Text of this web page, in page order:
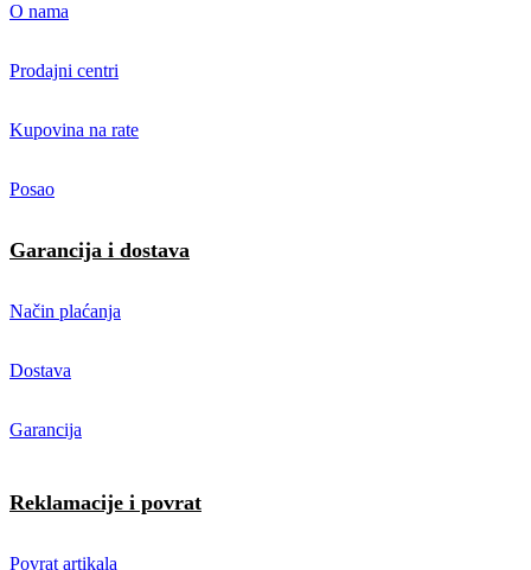
O nama
Prodajni centri
Kupovina na rate
Posao
Garancija i dostava
Način plaćanja
Dostava
Garancija
Reklamacije i povrat
Povrat artikala